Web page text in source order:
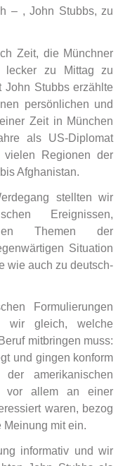
– , John Stubbs, zu
Zeit, die Münchner
lecker zu Mittag zu
Stubbs erzählte
persönlichen und
Zeit in München
als US-Diplomat
vielen Regionen der
Afghanistan.
stellten wir
Ereignissen,
Themen der
Situation
wie auch zu deutsch-
Formulierungen
wir gleich, welche
mitbringen muss:
und gingen konform
amerikanischen
vor allem an einer
waren, bezog
mit ein.
informativ und wir